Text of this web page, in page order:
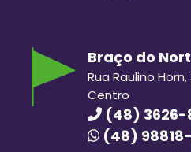
Braço do
Rua Raulino
Centro
(48) 3626-
(48)